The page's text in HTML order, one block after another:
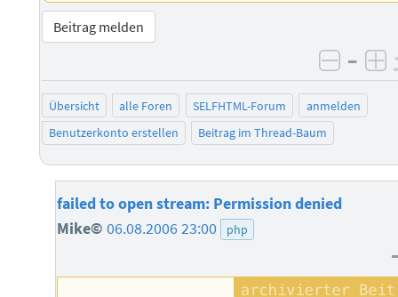
Beitrag melden
–
Übersicht alle Foren SELFHTML-Forum
anmelden
Benutzerkonto erstellen
Beitrag im Thread-Baum
failed to open stream: Permission denied
Mike©06.08.2006 23:00 php